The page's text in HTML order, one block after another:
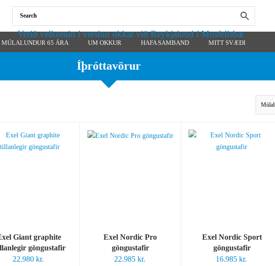
Verið velkomin í verslun okkar við Reykjalund í Mosfellsbæ
MÚLALUNDUR 65 ÁRA UM OKKUR HAFA SAMBAND MITT SVÆÐI
Íþróttavörur
Giant graphite
göngustafir
22.980 kr.
Exel Nordic Pro
göngustafir
22.985 kr.
Exel Nordic Sport
göngustafir
16.985 kr.